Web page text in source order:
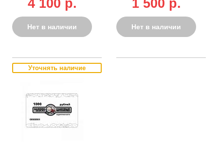
4 100 p.
Нет в наличии
1 500 p.
Нет в наличии
Уточнять наличие